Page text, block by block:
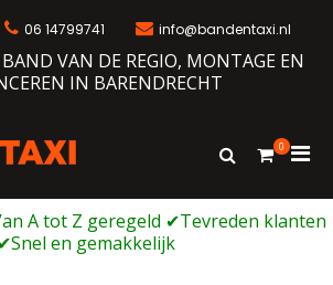
06 14799741 info@bandentaxi.nl
VAN DE REGIO, MONTAGE EN
IN BARENDRECHT
Bandengarage met eigen webshop
Toon
0
voor